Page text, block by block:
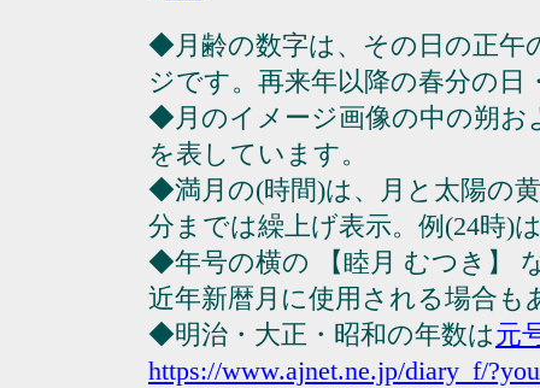
◆月齢の数字は、その日の正午
ジです。再来年以降の春分の日
◆月のイメージ画像の中の朔
を表しています。
◆満月の(時間)は、月と太陽の
分までは繰上げ表示。例(24時)
◆年号の横の 【睦月 むつき】
近年新暦月に使用される場合も
◆明治・大正・昭和の年数は元
https://www.ajnet.ne.jp/diary_f/